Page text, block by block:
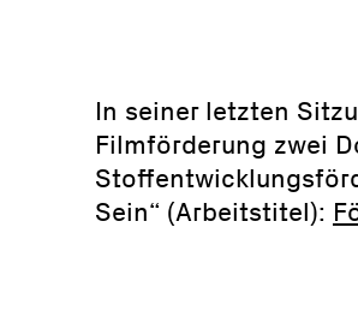
In seiner letzten
Filmförderung zwei
Sein“ (Arbeitstitel):